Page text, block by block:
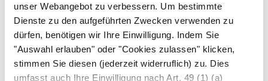
unser Webangebot zu verbessern. Um bestimmte
Dienste zu den aufgeführten Zwecken verwenden zu
dürfen, benötigen wir Ihre Einwilligung. Indem Sie
"Auswahl erlauben" oder "Cookies zulassen" klicken,
stimmen Sie diesen (jederzeit widerruflich) zu. Dies
umfasst auch Ihre Einwilligung nach Art. 49 (1) (a)
Eigenbehandlung schlechter anstatt besser
geht, sollten Sie spätestens am nächsten Tag
den Arzt aufsuchen.
Autor*innen